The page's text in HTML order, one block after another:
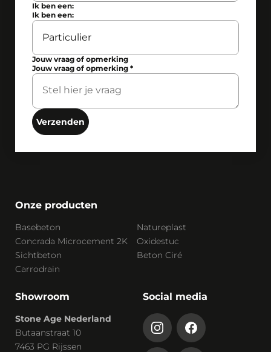
Ik ben een:
Ik ben een:
Jouw vraag of opmerking
Jouw vraag of opmerking*
Verzenden
Onze producten
Basebeton
Natureplast
Concrada Microcement 2K
Oxidestuc
Sichtbeton
Beton Ciré
Carrodrain
Showroom
Stone Age Nederland
Butaanstraat 10
7463 PG Rijssen
Social media